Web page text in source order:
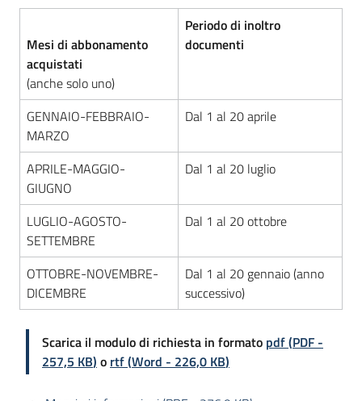
Mesi di abbonamento
acquistati
(anche solo uno)
Periodo di inoltro
documenti
GENNAIO-FEBBRAIO-
MARZO
Dal 1 al 20 aprile
APRILE-MAGGIO-
GIUGNO
Dal 1 al 20 luglio
LUGLIO-AGOSTO-
SETTEMBRE
Dal 1 al 20 ottobre
OTTOBRE-NOVEMBRE-
DICEMBRE
Dal 1 al 20 gennaio (anno
successivo)
Scarica il modulo di richiesta in formato pdf(PDF -
257,5 KB) o rtf(Word - 226,0 KB)